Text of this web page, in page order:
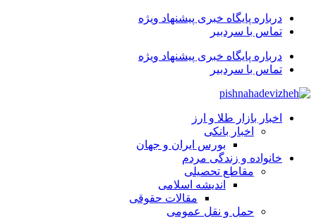
درباره پایگاه خبری پیشنهاد ویژه
تماس با سردبیر
درباره پایگاه خبری پیشنهاد ویژه
تماس با سردبیر
اخبار بازار طلا و ارز
اخبار بانکی
بورس ایران و جهان
خانواده و زندگی مردم
مقاطع تحصیلی
اندیشه اسلامی
مقالات حقوقی
حمل و نقل عمومی